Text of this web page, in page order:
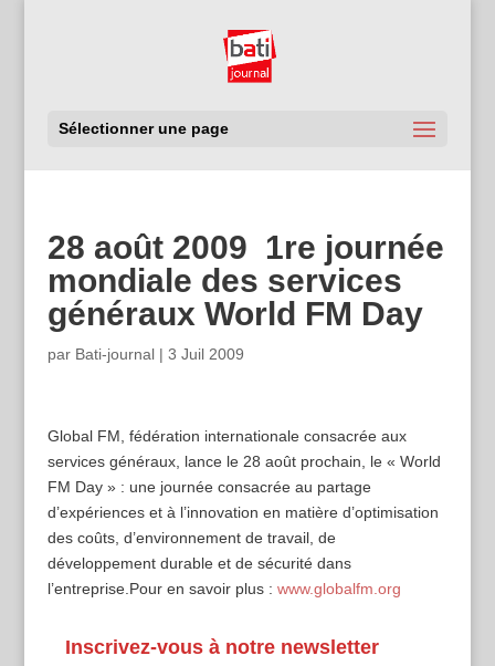
Sélectionner une page
28 août 2009  1re journée
mondiale des services
généraux World FM Day
par Bati-journal| 3 Juil 2009
Global FM, fédération internationale consacrée aux
services généraux, lance le 28 août prochain, le « World
FM Day » : une journée consacrée au partage
d’expériences et à l’innovation en matière d’optimisation
des coûts, d’environnement de travail, de
développement durable et de sécurité dans
l’entreprise. Pour en savoir plus : www.globalfm.org
Inscrivez-vous à notre newsletter